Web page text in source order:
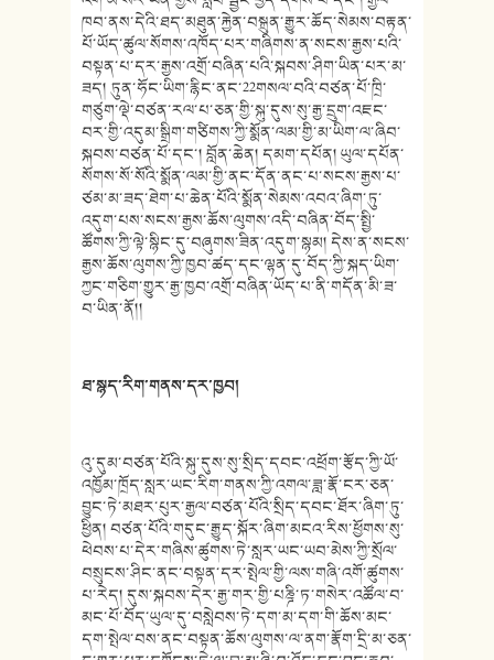
ཁབ་ནས་དེའི་ཐད་མཐུན་རྐྱེན་བསྐྲུན་རྒྱུར་ཆོད་སེམས་བརྟན་
པོ་ཡོད་ཚུལ་སོགས་འཁོད་པར་གཞིགས་ན་སངས་རྒྱས་པའི་
བསྟན་པ་དར་རྒྱས་འགྲོ་བཞིན་པའི་སྐབས་ཤིག་ཡིན་པར་མ་
ཟད། ཏུན་ཧོང་ཡིག་རྙིང་ནང་22གསལ་བའི་བཙན་པོ་ཁྲི་
གཙུག་ལྡེ་བཙན་རལ་པ་ཅན་གྱི་སྐུ་དུས་སུ་རྒྱ་དྲུག་འཇང་
བར་གྱི་འདུམ་སྒྲིག་གཙིགས་ཀྱི་སྨོན་ལམ་གྱི་མ་ཡིག་ལ་ཞིབ་
སྐབས་བཙན་པོ་དང་། བློན་ཆེན། དམག་དཔོན། ཡུལ་དཔོན་
སོགས་སོ་སོའི་སྨོན་ལམ་གྱི་ནང་དོན་ནང་པ་སངས་རྒྱས་པ་
ཙམ་མ་ཟད་ཐེག་པ་ཆེན་པོའི་སྨོན་སེམས་འབའ་ཞིག་ཏུ་
འདུག་པས་སངས་རྒྱས་ཆོས་ལུགས་འདི་བཞིན་བོད་སྤྱི་
ཚོགས་ཀྱི་ལྟེ་སྙིང་དུ་བཞུགས་ཟིན་འདུག་སྙམ། དེས་ན་སངས་
རྒྱས་ཆོས་ལུགས་ཀྱི་ཁྱབ་ཚད་དང་ལྷན་དུ་བོད་ཀྱི་སྐད་ཡིག་
ཀྱང་གཅིག་གྱུར་རྒྱ་ཁྱབ་འགྲོ་བཞིན་ཡོད་པ་ནི་གདོན་མི་ཟ་
བ་ཡིན་ནོ།།
ཐ་སྙད་རིག་གནས་དར་ཁྱབ།
འུ་དུམ་བཙན་པོའི་སྐུ་དུས་སུ་སྲིད་དབང་འཕྲོག་རྩོད་ཀྱི་ཡོ་
འཁྱོམ་ཁྲོད་སླར་ཡང་རིག་གནས་ཀྱི་འགལ་ཟླ་རྣོ་ངར་ཅན་
བྱུང་ཏེ་མཐར་པུར་རྒྱལ་བཙན་པོའི་སྲིད་དབང་ཐོར་ཞིག་ཏུ་
ཕྱིན། བཙན་པོའི་གདུང་རྒྱུད་སྐོར་ཞིག་མངའ་རིས་ཕྱོགས་སུ་
ཕེབས་པ་དེར་གཞིས་ཚུགས་ཏེ་སླར་ཡང་ཡབ་མེས་ཀྱི་སྲོལ་
བསྲུངས་ཤིང་ནང་བསྟན་དར་སྤེལ་གྱི་ལས་གཞི་འགོ་ཚུགས་
པ་རེད། དུས་སྐབས་དེར་རྒྱ་གར་གྱི་པཎྜི་ཏ་གསེར་འཚོལ་བ་
མང་པོ་བོད་ཡུལ་དུ་བསླེབས་ཏེ་དག་མ་དག་གི་ཆོས་མང་
དག་སྤེལ་བས་ནང་བསྟན་ཆོས་ལུགས་ལ་ནག་རྣོག་དྲི་མ་ཅན་